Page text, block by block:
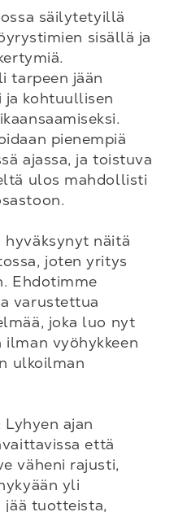
säilytetyillä
sisällä ja
tarpeen jään
ja kohtuullisen
pienempiä
ajassa, ja toistuva
ulos mahdollisti
hyväksynyt näitä
joten yritys
Ehdotimme
varustettua
joka luo nyt
vyöhykkeen
ulkoilman
ajan
että
väheni rajusti,
yli
tuotteista,